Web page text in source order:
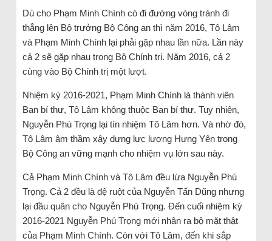
Dù cho Phạm Minh Chính có đi đường vòng tránh đi
thẳng lên Bộ trưởng Bộ Công an thì năm 2016, Tô Lâm
và Phạm Minh Chính lại phải gặp nhau lần nữa. Lần này
cả 2 sẽ gặp nhau trong Bộ Chính trị. Năm 2016, cả 2
cùng vào Bộ Chính trị một lượt.
Nhiệm kỳ 2016-2021, Phạm Minh Chính là thành viên
Ban bí thư, Tô Lâm không thuộc Ban bí thư. Tuy nhiên,
Nguyễn Phú Trọng lại tín nhiệm Tô Lâm hơn. Và nhờ đó,
Tô Lâm âm thầm xây dựng lực lượng Hưng Yên trong
Bộ Công an vững mạnh cho nhiệm vụ lớn sau này.
Cả Phạm Minh Chính và Tô Lâm đều lừa Nguyễn Phú
Trọng. Cả 2 đều là đệ ruột của Nguyễn Tấn Dũng nhưng
lại đầu quân cho Nguyễn Phú Trọng. Đến cuối nhiệm kỳ
2016-2021 Nguyễn Phú Trọng mới nhận ra bộ mặt thật
của Phạm Minh Chính. Còn với Tô Lâm, đến khi sắp